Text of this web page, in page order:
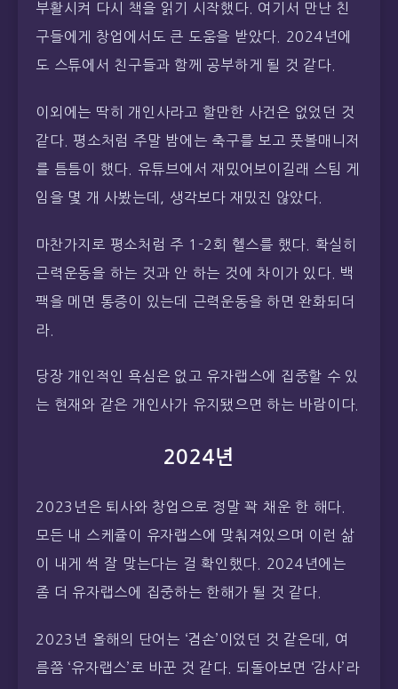
부활시켜 다시 책을 읽기 시작했다. 여기서 만난 친
구들에게 창업에서도 큰 도움을 받았다. 2024년에
도 스튜에서 친구들과 함께 공부하게 될 것 같다.
이외에는 딱히 개인사라고 할만한 사건은 없었던 것
같다. 평소처럼 주말 밤에는 축구를 보고 풋볼매니저
를 틈틈이 했다. 유튜브에서 재밌어보이길래 스팀 게
임을 몇 개 사봤는데, 생각보다 재밌진 않았다.
마찬가지로 평소처럼 주 1-2회 헬스를 했다. 확실히
근력운동을 하는 것과 안 하는 것에 차이가 있다. 백
팩을 메면 통증이 있는데 근력운동을 하면 완화되더
라.
당장 개인적인 욕심은 없고 유자랩스에 집중할 수 있
는 현재와 같은 개인사가 유지됐으면 하는 바람이다.
2024년
2023년은 퇴사와 창업으로 정말 꽉 채운 한 해다.
모든 내 스케쥴이 유자랩스에 맞춰져있으며 이런 삶
이 내게 썩 잘 맞는다는 걸 확인했다. 2024년에는
좀 더 유자랩스에 집중하는 한해가 될 것 같다.
2023년 올해의 단어는 ‘겸손’이었던 것 같은데, 여
름쯤 ‘유자랩스’로 바꾼 것 같다. 되돌아보면 ‘감사’라